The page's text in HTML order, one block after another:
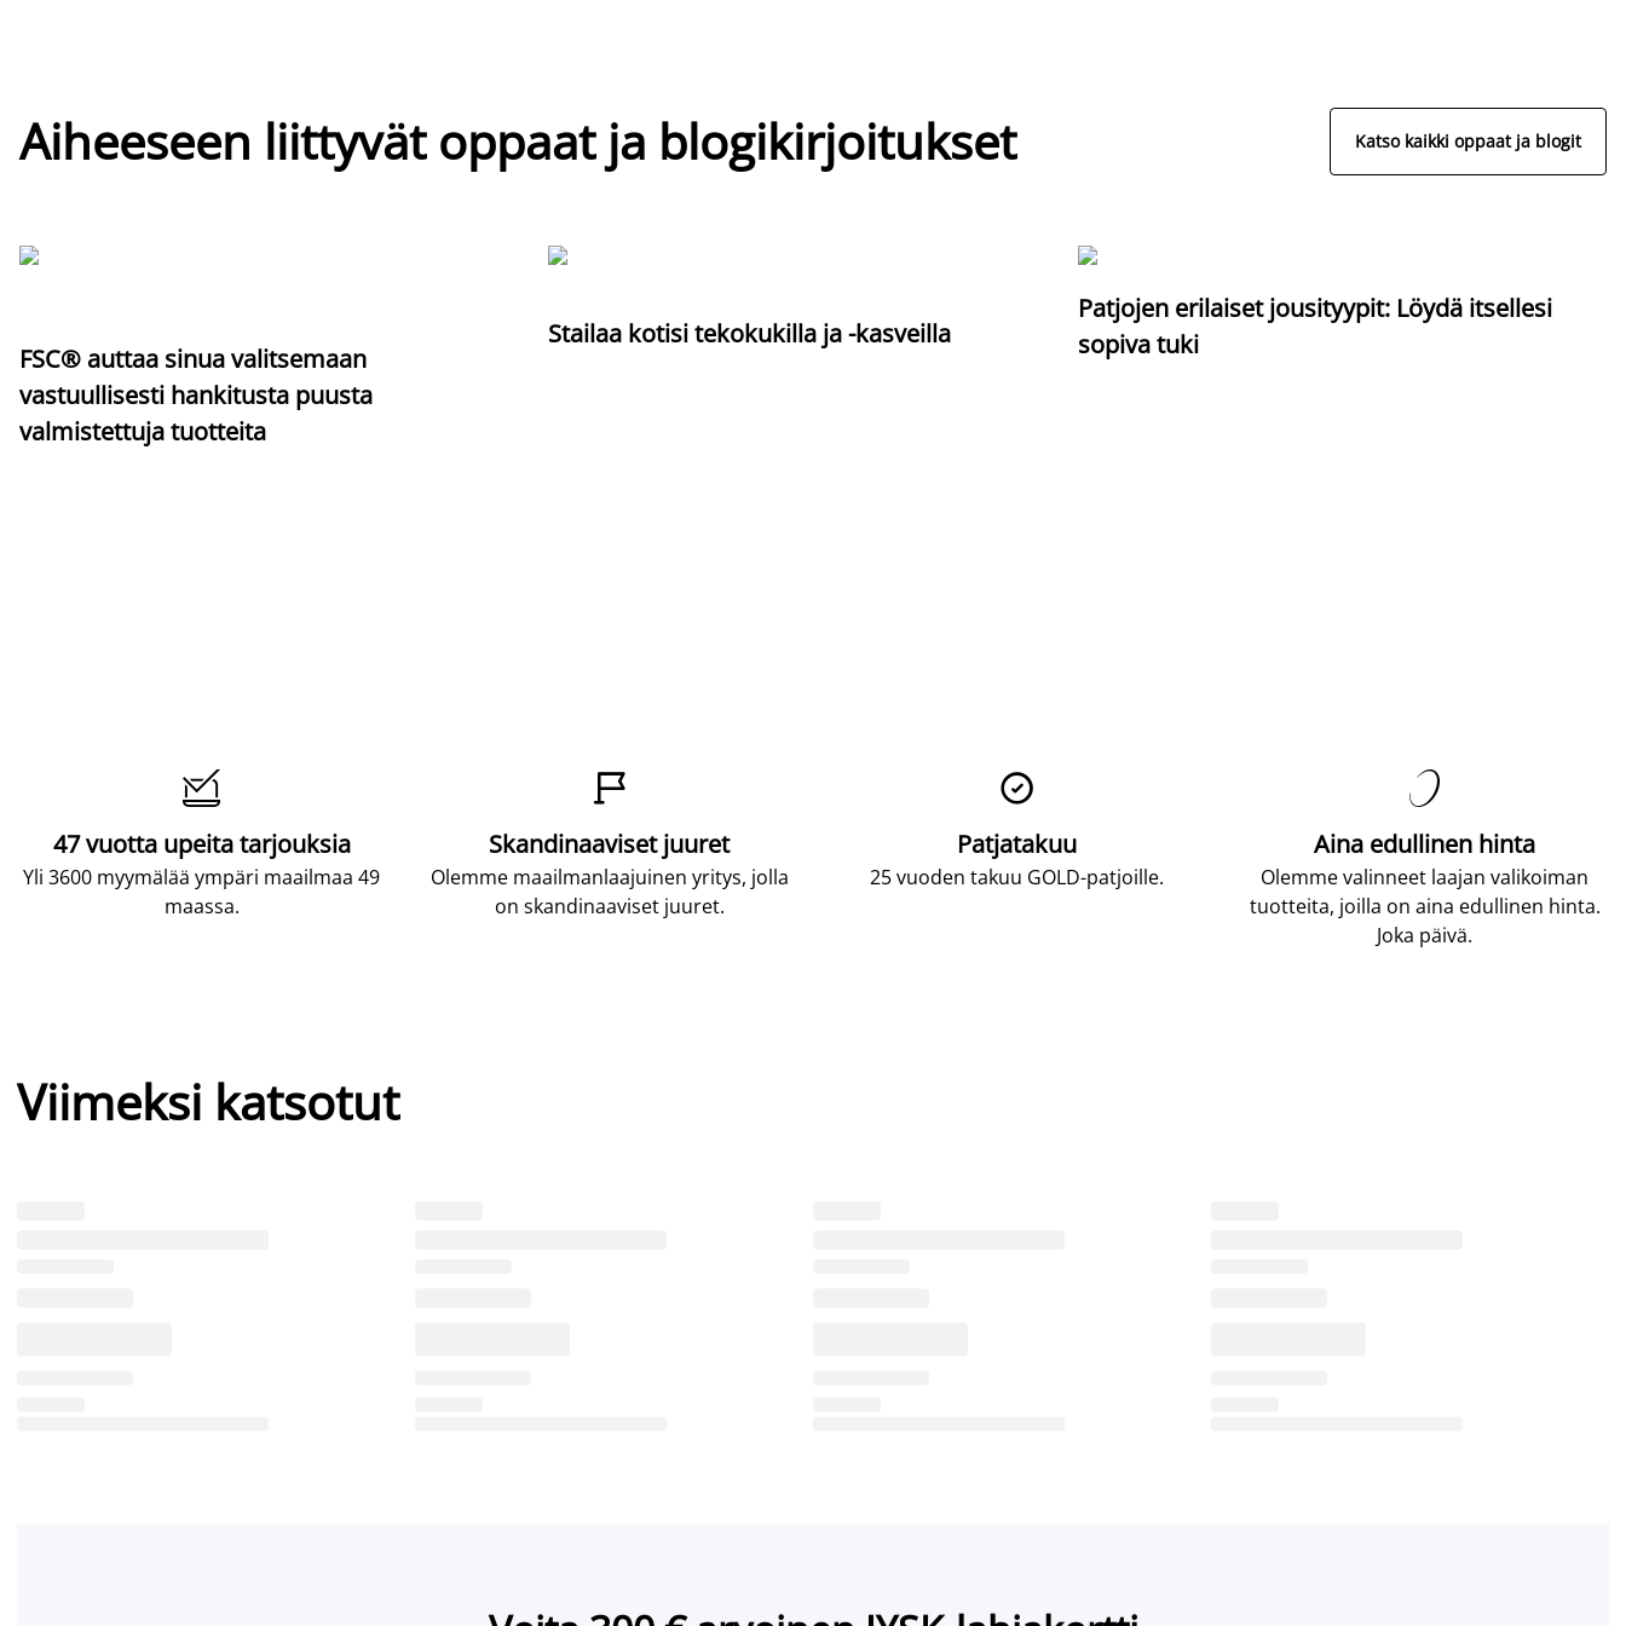
Aiheeseen liittyvät oppaat ja blogikirjoitukset Katso kaikki oppaat ja blogit
FSC® auttaa sinua valitsemaan
vastuullisesti hankitusta puusta
valmistettuja tuotteita
Stailaa kotisi tekokukilla ja -kasveilla
Patjojen erilaiset jousityypit: Löydä itsellesi
sopiva tuki

47 vuotta upeita tarjouksia
Yli 3600 myymälää ympäri maailmaa 49
maassa.

Skandinaaviset juuret
Olemme maailmanlaajuinen yritys, jolla
on skandinaaviset juuret.

Patjatakuu
25 vuoden takuu GOLD-patjoille.

Aina edullinen hinta
Olemme valinneet laajan valikoiman
tuotteita, joilla on aina edullinen hinta.
Joka päivä.
Viimeksi katsotut